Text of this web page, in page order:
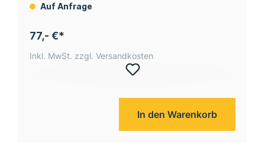
Auf Anfrage
77,- €*
Inkl. MwSt. zzgl. Versandkosten
In den Warenkorb